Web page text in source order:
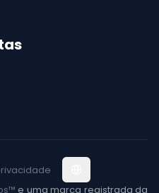
e uma marca registrada da